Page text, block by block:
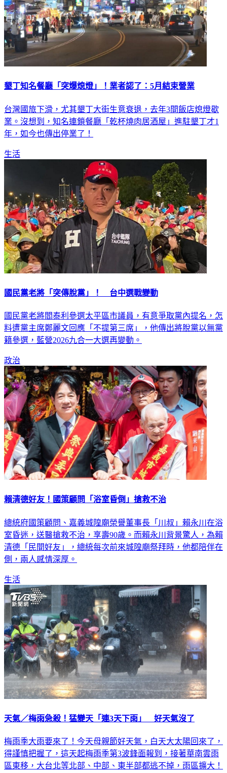
墾丁知名餐廳「突爆熄燈」！業者認了：5月結束營業
台灣國旅下滑，尤其墾丁大街生意衰退，去年3間飯店熄燈歇
業。沒想到，知名連鎖餐廳「乾杯燒肉居酒屋」進駐墾丁才1
年，如今也傳出停業了！
生活
國民黨老將「突傳脫黨」！ 台中選戰變動
國民黨老將閻泰利參選太平區市議員，有意爭取黨內提名，怎
料遭黨主席鄭麗文回應「不提第三席」，他傳出將脫黨以無黨
籍參選，藍營2026九合一大選再變動。
政治
賴清德好友！國策顧問「浴室昏倒」搶救不治
總統府國策顧問、嘉義城隍廟榮譽董事長「川叔」賴永川在浴
室昏迷，送醫搶救不治，享壽90歲。而賴永川背景驚人，為賴
清德「民間好友」，總統每次前來城隍廟祭拜時，他都陪伴在
側，兩人感情深厚。
生活
天氣／梅雨急殺！猛變天「連3天下雨」 好天氣沒了
梅雨季大雨要來了！今天母親節好天氣，白天大太陽回來了，
得謹慎把握了，這天起梅雨季第3波鋒面報到，接著華南雲雨
區東移，大台北等北部、中部、東半部都逃不掉，雨區擴大！